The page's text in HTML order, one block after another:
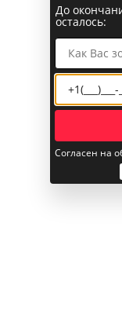
До
осталось:
Согласен на